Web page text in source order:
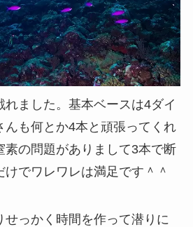
ました。基本ベースは4ダイ
んも何とか4本と頑張ってくれ
素の問題がありまして3本で断
でワレワレは満足です＾＾
せっかく時間を作って潜りに